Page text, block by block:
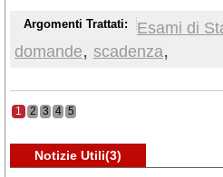
Argomenti Trattati: Esami di
domande, scadenza,
1 2 3 4 5
Notizie Utili(3)